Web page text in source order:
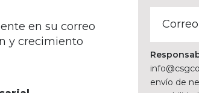
en su correo
y crecimiento
envío de